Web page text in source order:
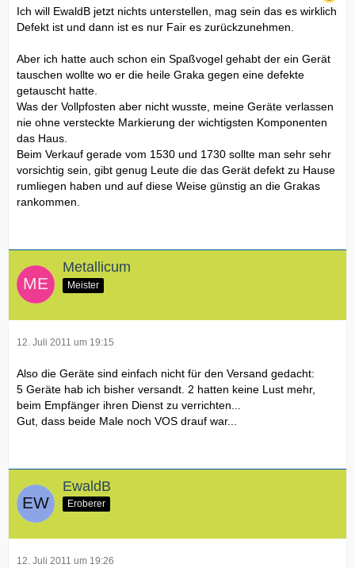
Ich will EwaldB jetzt nichts unterstellen, mag sein das es wirklich
Defekt ist und dann ist es nur Fair es zurückzunehmen.
Aber ich hatte auch schon ein Spaßvogel gehabt der ein Gerät
tauschen wollte wo er die heile Graka gegen eine defekte
getauscht hatte.
Was der Vollpfosten aber nicht wusste, meine Geräte verlassen
nie ohne versteckte Markierung der wichtigsten Komponenten
das Haus.
Beim Verkauf gerade vom 1530 und 1730 sollte man sehr sehr
vorsichtig sein, gibt genug Leute die das Gerät defekt zu Hause
rumliegen haben und auf diese Weise günstig an die Grakas
rankommen.
Metallicum
Meister
12. Juli 2011 um 19:15
Also die Geräte sind einfach nicht für den Versand gedacht:
5 Geräte hab ich bisher versandt. 2 hatten keine Lust mehr,
beim Empfänger ihren Dienst zu verrichten...
Gut, dass beide Male noch VOS drauf war...
EwaldB
Eroberer
12. Juli 2011 um 19:26